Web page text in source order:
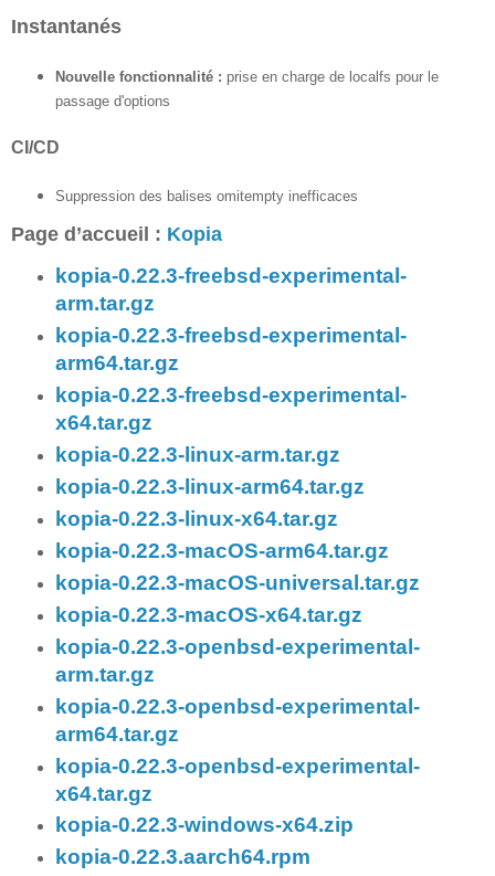
Instantanés
Nouvelle fonctionnalité : prise en charge de localfs pour le
passage d'options
CI/CD
Suppression des balises omitempty inefficaces
Page d’accueil : Kopia
kopia-0.22.3-freebsd-experimental-
arm.tar.gz
kopia-0.22.3-freebsd-experimental-
arm64.tar.gz
kopia-0.22.3-freebsd-experimental-
x64.tar.gz
kopia-0.22.3-linux-arm.tar.gz
kopia-0.22.3-linux-arm64.tar.gz
kopia-0.22.3-linux-x64.tar.gz
kopia-0.22.3-macOS-arm64.tar.gz
kopia-0.22.3-macOS-universal.tar.gz
kopia-0.22.3-macOS-x64.tar.gz
kopia-0.22.3-openbsd-experimental-
arm.tar.gz
kopia-0.22.3-openbsd-experimental-
arm64.tar.gz
kopia-0.22.3-openbsd-experimental-
x64.tar.gz
kopia-0.22.3-windows-x64.zip
kopia-0.22.3.aarch64.rpm